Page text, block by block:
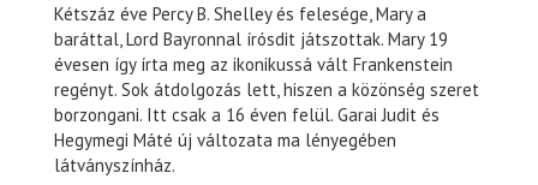
Kétszáz éve Percy B. Shelley és felesége, Mary a
baráttal, Lord Bayronnal írósdit játszottak. Mary 19
évesen így írta meg az ikonikussá vált Frankenstein
regényt. Sok átdolgozás lett, hiszen a közönség szeret
borzongani. Itt csak a 16 éven felül. Garai Judit és
Hegymegi Máté új változata ma lényegében
látványszínház.